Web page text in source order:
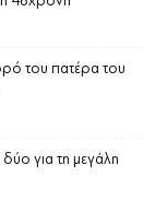
του πατέρα του
για τη μεγάλη